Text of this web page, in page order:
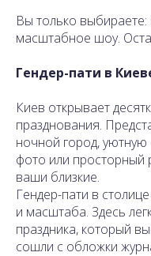
Вы только
масштабное шоу.
Гендер-пати в
Киев открывает
празднования.
ночной город,
фото или просторный
ваши близкие.
Гендер-пати в
и масштаба. Здесь
праздника, который
сошли с обложки